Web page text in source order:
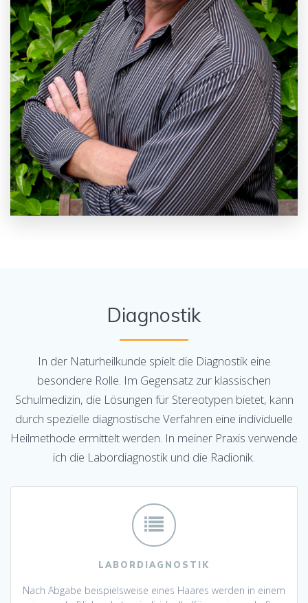
Diagnostik
In der Naturheilkunde spielt die Diagnostik eine
besondere Rolle. Im Gegensatz zur klassischen
Schulmedizin, die Lösungen für Stereotypen bietet, kann
durch spezielle diagnostische Verfahren eine individuelle
Heilmethode ermittelt werden. In meiner Praxis verwende
ich die Labordiagnostik und die Radionik.
LABORDIAGNOSTIK
Nach Abgabe beispielsweise eines Haares werden in einem